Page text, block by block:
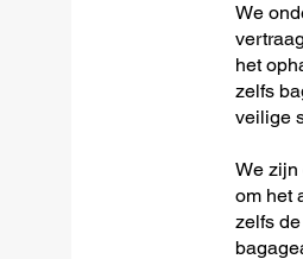
We
het
zelfs
veilige
We zijn
om het
zelfs